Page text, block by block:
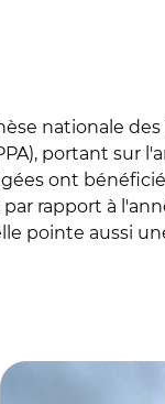
nationale
portant sur
ont
par rapport à
pointe aussi